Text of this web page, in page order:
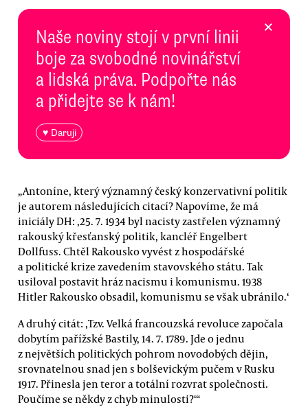
Naše noviny stojí v první linii
boje za svobodné novinářství
a lidská práva. Podpořte nás
a přidejte se k nám!
♥ Daruji
×
„Antoníne, který významný český konzervativní politik
je autorem následujících citací? Napovíme, že má
iniciály DH: ‚25. 7. 1934 byl nacisty zastřelen významný
rakouský křesťanský politik, kancléř Engelbert
Dollfuss. Chtěl Rakousko vyvést z hospodářské
a politické krize zavedením stavovského státu. Tak
usiloval postavit hráz nacismu i komunismu. 1938
Hitler Rakousko obsadil, komunismu se však ubránilo.‘
A druhý citát: ‚Tzv. Velká francouzská revoluce započala
dobytím pařížské Bastily, 14. 7. 1789. Jde o jednu
z největších politických pohrom novodobých dějin,
srovnatelnou snad jen s bolševickým pučem v Rusku
1917. Přinesla jen teror a totální rozvrat společnosti.
Poučíme se někdy z chyb minulosti?‘“